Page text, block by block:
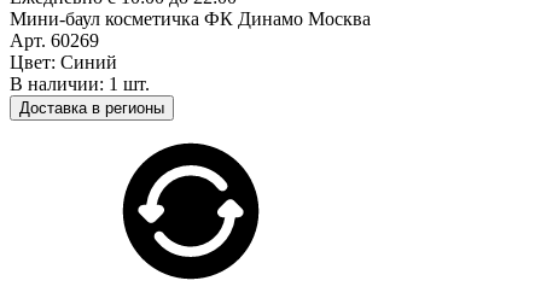
Мини-баул косметичка ФК Динамо Москва
Арт. 60269
Цвет: Синий
В наличии: 1 шт.
Доставка в регионы